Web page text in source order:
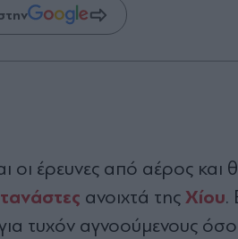
οι έρευνες από αέρος
ανοιχτά της Χίου.
τυχόν αγνοούμενους όσο